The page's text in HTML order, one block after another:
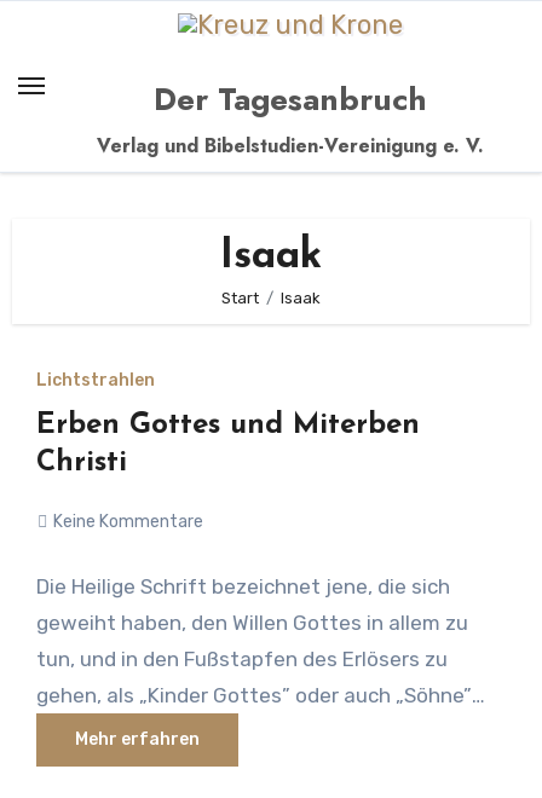
springen
Der Tagesanbruch
Verlag und Bibelstudien-Vereinigung e. V.
Isaak
Start Isaak
Lichtstrahlen
Erben Gottes und Miterben
Christi
Keine Kommentare
Die Heilige Schrift bezeichnet jene, die sich
geweiht haben, den Willen Gottes in allem zu
tun, und in den Fußstapfen des Erlösers zu
gehen, als „Kinder Gottes” oder auch „Söhne”
Gottes. Die Bezeichnung „Kinder” oder „Söhne”
setzen jeweils eine Zeugung durch einen Vater
Mehr erfahren